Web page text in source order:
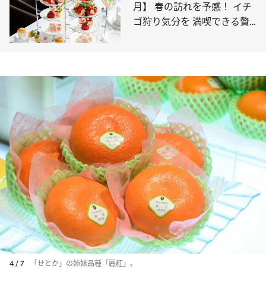
月】 春の訪れを予感！ イチ
ゴ狩り気分を 満喫できる贅
4 / 7 「せとか」の姉妹品種「麗紅」。